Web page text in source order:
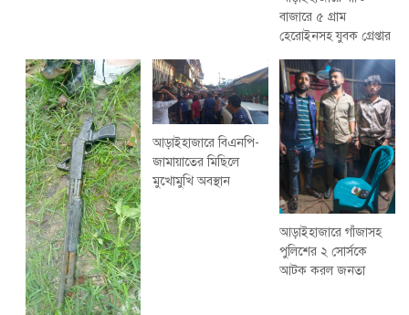
বাজারে ৫ গ্রাম
হেরোইনসহ যুবক গ্রেপ্তার
আড়াইহাজারে বিএনপি-
জামায়াতের মিছিলে
মুখোমুখি অবস্থান
আড়াইহাজারে গাঁজাসহ
পুলিশের ২ সোর্সকে
আটক করল জনতা